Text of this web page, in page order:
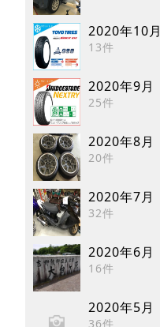
2020年10月
13件
2020年9月
25件
2020年8月
20件
2020年7月
32件
2020年6月
16件
2020年5月
36件